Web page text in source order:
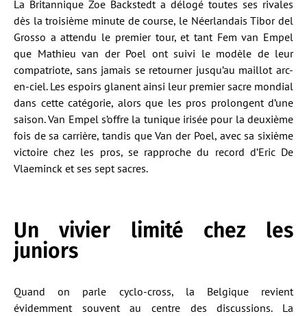
La Britannique Zoe Backstedt a délogé toutes ses rivales
dès la troisième minute de course, le Néerlandais Tibor del
Grosso a attendu le premier tour, et tant Fem van Empel
que Mathieu van der Poel ont suivi le modèle de leur
compatriote, sans jamais se retourner jusqu’au maillot arc-
en-ciel. Les espoirs glanent ainsi leur premier sacre mondial
dans cette catégorie, alors que les pros prolongent d’une
saison. Van Empel s’offre la tunique irisée pour la deuxième
fois de sa carrière, tandis que Van der Poel, avec sa sixième
victoire chez les pros, se rapproche du record d’Eric De
Vlaeminck et ses sept sacres.
Un vivier limité chez les
juniors
Quand on parle cyclo-cross, la Belgique revient
évidemment souvent au centre des discussions. La